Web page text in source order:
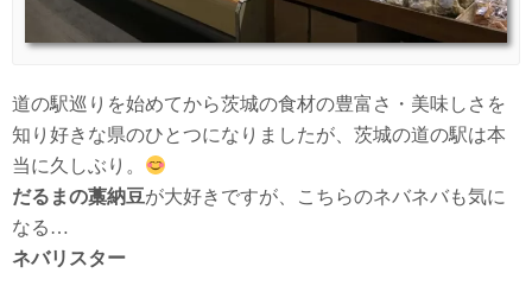
道の駅巡りを始めてから茨城の食材の豊富さ・美味しさを
知り好きな県のひとつになりましたが、茨城の道の駅は本
当に久しぶり。
だるまの藁納豆が大好きですが、こちらのネバネバも気に
なる…
ネバリスター